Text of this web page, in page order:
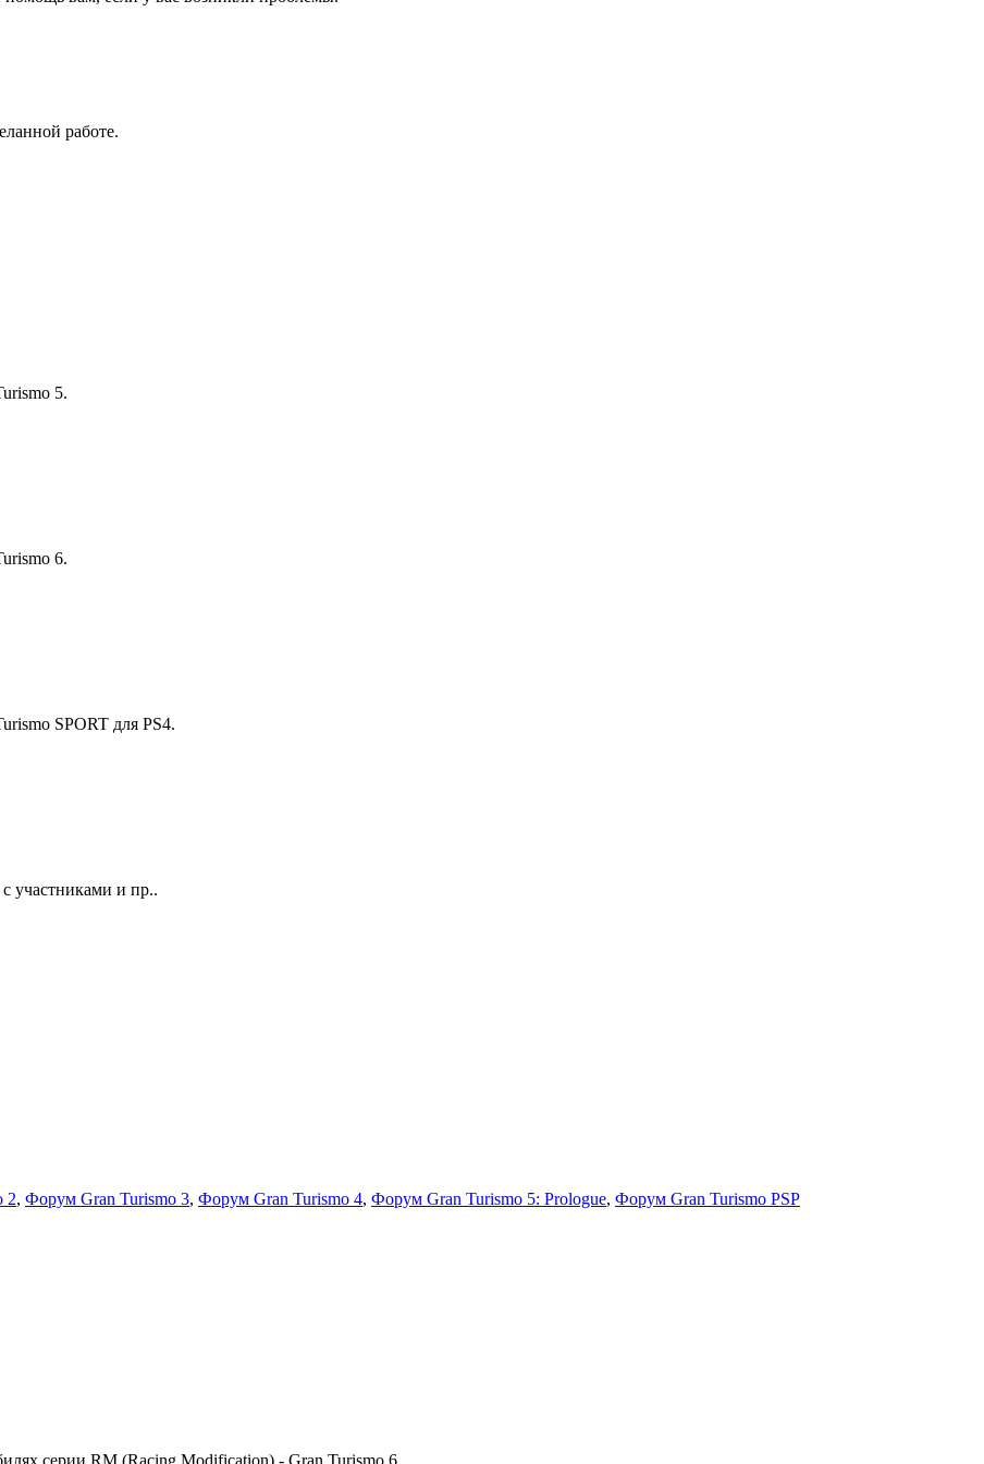
работе.
5.
6.
SPORT для PS4.
участниками и пр..
2, Форум Gran Turismo 3, Форум Gran Turismo 4, Форум Gran Turismo 5: Prologue, Форум Gran Turismo PSP
серии RM (Racing Modification) - Gran Turismo 6